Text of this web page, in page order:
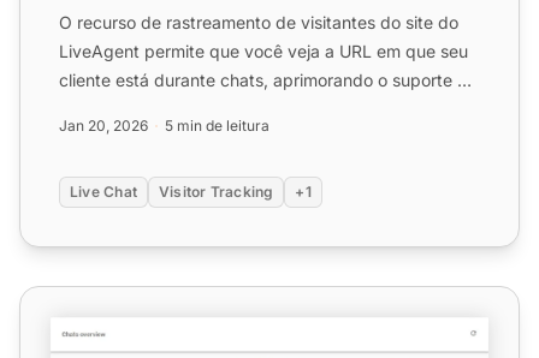
O recurso de rastreamento de visitantes do site do
LiveAgent permite que você veja a URL em que seu
cliente está durante chats, aprimorando o suporte ao
Jan 20, 2026 5 min de leitura
Live Chat Visitor Tracking +1
Recursos da Visão Geral dos Chats